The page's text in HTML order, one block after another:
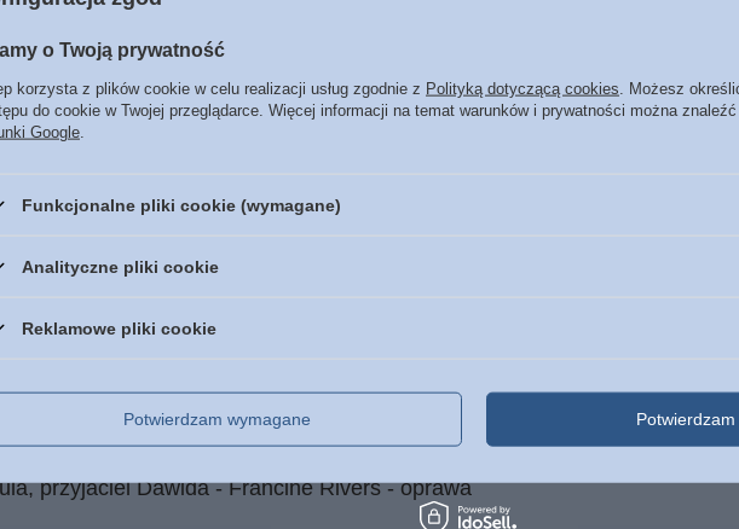
POLECAMY
Opakowanie ozdobne torby torebki
I seria Znamię lwa. - Francine Rivers - oprawa
Francine Rivers
przyjaciel Dawida - Francine Rivers - oprawa
o Twoją prywatność
korzysta z plików cookie w celu realizacji usług zgodnie z Polityką dotyczącą cookies . Możesz
do cookie w Twojej przeglądarce. Więcej informacji na temat warunków i prywatności można
Google
Funkcjonalne pliki cookie (wymagane)
Analityczne pliki cookie
Reklamowe pliki cookie
Potwierdzam wymagane